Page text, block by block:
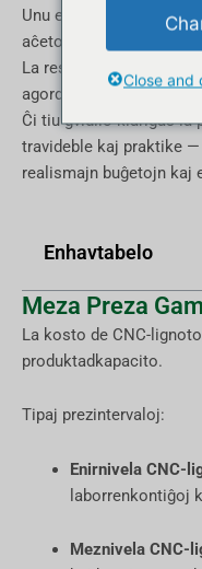
Unu el la plej oftaj
aĉeto, estas: "Kiom
La respondo dependas
agordo, aŭtomatiga
Ĉi tiu gvidilo klarigas la
travideble kaj praktike
realismajn buĝetojn kaj
Enhavtabelo
Meza Preza
La kosto de CNC-
produktadkapacito.
Tipaj prezintervaloj:
Enirnivela CNC-
laborrenkontiĝoj
Meznivela CNC-
Close and